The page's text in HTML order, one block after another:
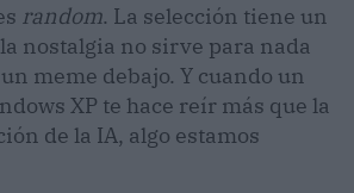
random. La selección tiene un
nostalgia no sirve para nada
meme debajo. Y cuando un
XP te hace reír más que la
de la IA, algo estamos